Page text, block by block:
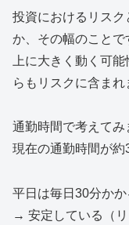
投資におけるリス
か、その幅のことで
上に大きく動く可
らもリスクに含まれ
通勤時間で考えてみ
現在の通勤時間が約
平日は毎日30分かか
→ 安定している（リ